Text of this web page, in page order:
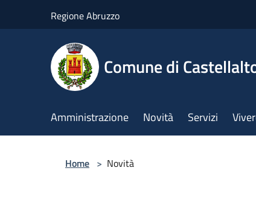
Regione Abruzzo
Comune di
Amministrazione Novità Servizi
Home > Novità